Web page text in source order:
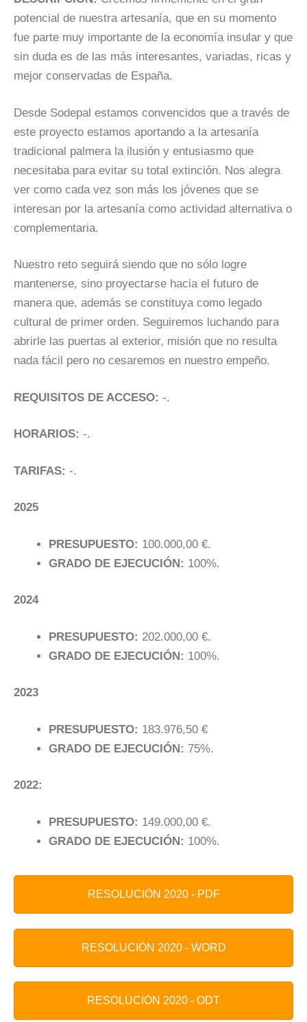
potencial de nuestra artesanía, que en su momento
fue parte muy importante de la economía insular y que
sin duda es de las más interesantes, variadas, ricas y
mejor conservadas de España.
Desde Sodepal estamos convencidos que a través de
este proyecto estamos aportando a la artesanía
tradicional palmera la ilusión y entusiasmo que
necesitaba para evitar su total extinción. Nos alegra
ver como cada vez son más los jóvenes que se
interesan por la artesanía como actividad alternativa o
complementaria.
Nuestro reto seguirá siendo que no sólo logre
mantenerse, sino proyectarse hacia el futuro de
manera que, además se constituya como legado
cultural de primer orden. Seguiremos luchando para
abrirle las puertas al exterior, misión que no resulta
nada fácil pero no cesaremos en nuestro empeño.
REQUISITOS DE ACCESO: -.
HORARIOS: -.
TARIFAS: -.
2025
PRESUPUESTO: 100.000,00 €.
GRADO DE EJECUCIÓN: 100%.
2024
PRESUPUESTO: 202.000,00 €.
GRADO DE EJECUCIÓN: 100%.
2023
PRESUPUESTO: 183.976,50 €
GRADO DE EJECUCIÓN: 75%.
2022:
PRESUPUESTO: 149.000,00 €.
GRADO DE EJECUCIÓN: 100%.
RESOLUCIÓN 2020 - PDF
RESOLUCIÓN 2020 - WORD
RESOLUCIÓN 2020 - ODT